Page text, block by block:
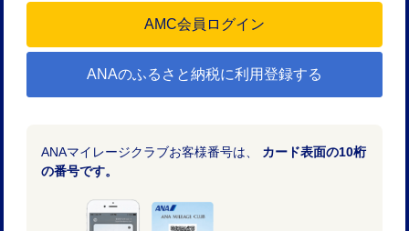
ANAのふるさと納税に利用登録する
ANAマイレージクラブお客様番号は、 カード表面の10桁
の番号です。